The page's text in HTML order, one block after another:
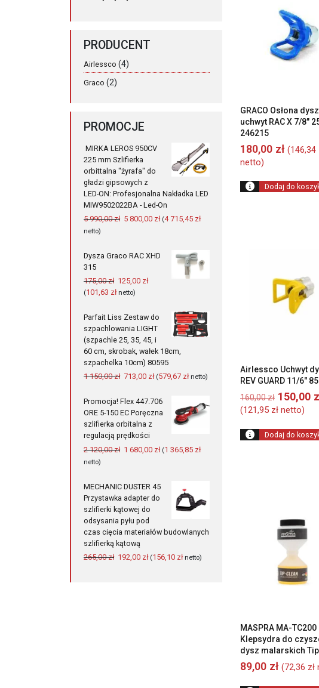
GRACO Osłona
uchwyt RAC X 7/8″
246215
180,00 zł (146,34
netto)
Dodaj do
Airlessco Uchwyt
REV GUARD 11/6″
160,00zł
cena
wynosiła:
160,00
150,00
(121,95 zł netto)
Dodaj do
MASPRA MA-TC200
Klepsydra do
dysz malarskich
89,00 zł (72,36 zł
PRODUCENT
Airlessco (4)
Graco (2)
PROMOCJE
MIRKA LEROS 950CV
225 mm Szlifierka
orbittalna "żyrafa" do
gładzi gipsowych z
LED-ON: Profesjonalna Nakładka LED
MIW9502022BA - Led-On
5 990,00zł Pierwotna
5 800,00 złAktualna
5
800,00 zł.
(4 715,45 zł
netto)
Dysza Graco RAC XHD
315
175,00zł Pierwotna
cena
175,00 zł.
125,00 złAktualna
125,00 zł.
(101,63 złnetto)
Parfait Liss Zestaw do
szpachlowania LIGHT
(szpachle 25, 35, 45, i
60 cm, skrobak, wałek 18cm,
szpachelka 10cm) 80595
1 150,00zł Pierwotna
wynosiła:
1
150,00 zł.
713,00 złAktualna
wynosi:
713,00 zł.
(579,67 złnetto)
Promocja! Flex 447.706
ORE 5-150 EC Poręczna
szlifierka orbitalna z
regulacją prędkości
2 120,00zł Pierwotna
2
120,00 zł.
1 680,00 złAktualna
1
680,00 zł.
(1 365,85 zł
netto)
MECHANIC DUSTER 45
Przystawka adapter do
szlifierki kątowej do
odsysania pyłu pod
czas cięcia materiałów budowlanych
szlifierką kątową
265,00zł Pierwotna
192,00 złAktualna
(156,10 złnetto)